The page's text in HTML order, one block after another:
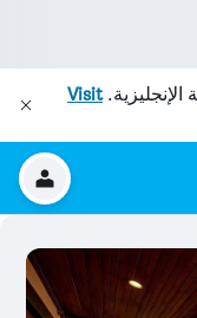
الإنجليزية.Visit